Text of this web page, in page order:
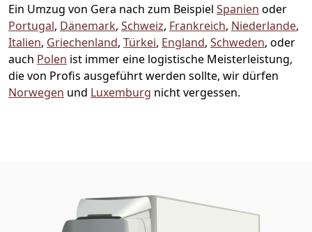
Ein Umzug von Gera nach zum Beispiel Spanien oder
Portugal, Dänemark, Schweiz, Frankreich, Niederlande,
Italien, Griechenland, Türkei, England, Schweden, oder
auch Polen ist immer eine logistische Meisterleistung,
die von Profis ausgeführt werden sollte, wir dürfen
Norwegen und Luxemburg nicht vergessen.